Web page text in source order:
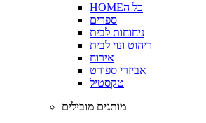
HOMEכל ה
ספרים
ניחוחות לבית
ריהוט ונוי לבית
אירוח
אביזרי ספורט
טקסטיל
מותגים מובילים